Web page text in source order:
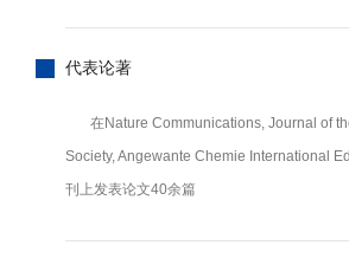
代表论著
在Nature Communications, Journal of
Society, Angewante Chemie International
刊上发表论文40余篇